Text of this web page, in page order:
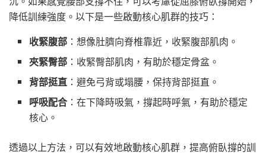
降低訓練強度。以下是一些啟動核心肌群的技巧：
收緊腹部 ：想像肚臍向脊椎靠近，收緊腹部肌肉。
夾緊臀部 ：收緊臀部肌肉，有助於穩定骨盆。
背部挺直 ：避免弓背或塌腰，保持背部挺直。
呼吸配合 ：在下降時吸氣，撐起時呼氣，有助於穩定
核心。
透過以上方法，可以有效地啟動核心肌群，提高俯臥撐的訓